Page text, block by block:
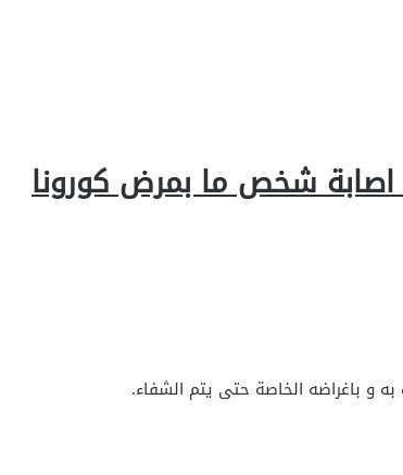
اصابة شخص ما بمرض كورونا
و باغراضه الخاصة حتى يتم الشفاء.